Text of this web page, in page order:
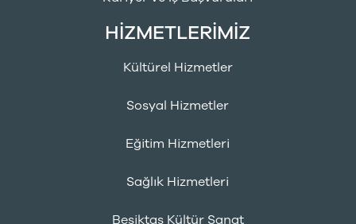
HİZMETLERİMİZ
Kültürel Hizmetler
Sosyal Hizmetler
Eğitim Hizmetleri
Sağlık Hizmetleri
Beşiktaş Kültür Sanat